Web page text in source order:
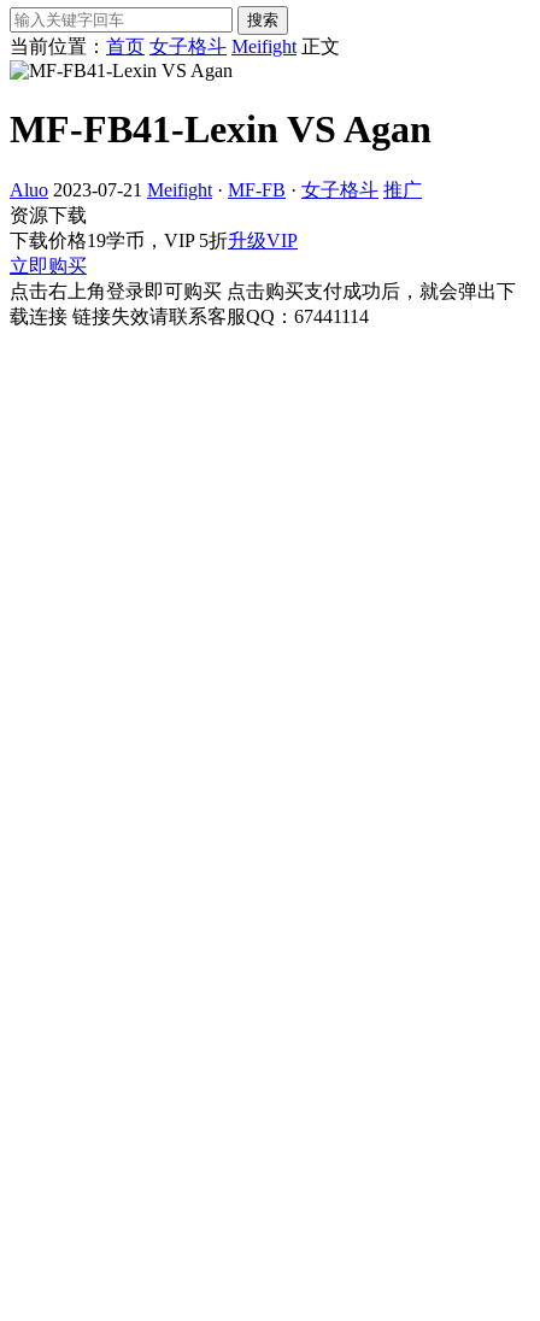
搜索
当前位置： 首页 女子格斗 Meifight 正文
MF-FB41-Lexin VS Agan
Aluo 2023-07-21 Meifight · MF-FB · 女子格斗 推广
资源下载
下载价格19学币，VIP 5折升级VIP
立即购买
点击右上角登录即可购买 点击购买支付成功后，就会弹出下
载连接 链接失效请联系客服QQ：67441114